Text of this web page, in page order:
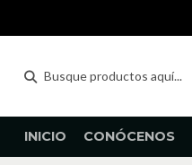
INICIO CONÓCENOS